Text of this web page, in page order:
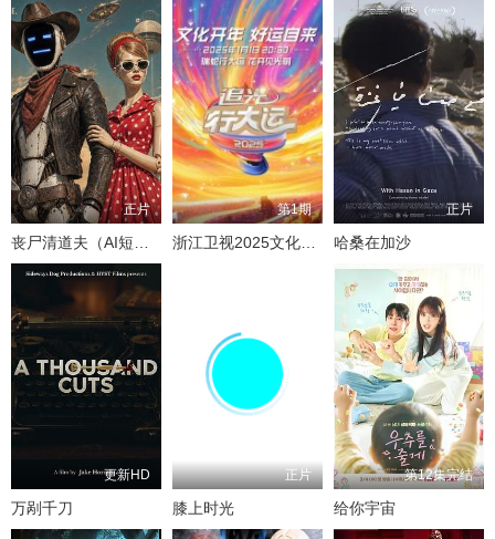
正片
丧尸清道夫（AI短片）
第1期
浙江卫视2025文化开年·追光行大运
正片
哈桑在加沙
更新HD
万剐千刀
正片
膝上时光
第12集完结
给你宇宙